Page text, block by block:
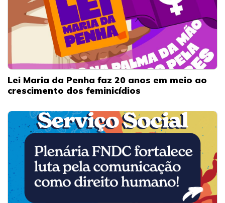
Lei Maria da Penha faz 20 anos em meio ao
crescimento dos feminicídios